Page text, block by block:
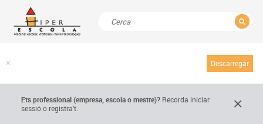
Descarregar
Ets professional (empresa,escola o mestre)? Recorda iniciar
sessió o registra't.